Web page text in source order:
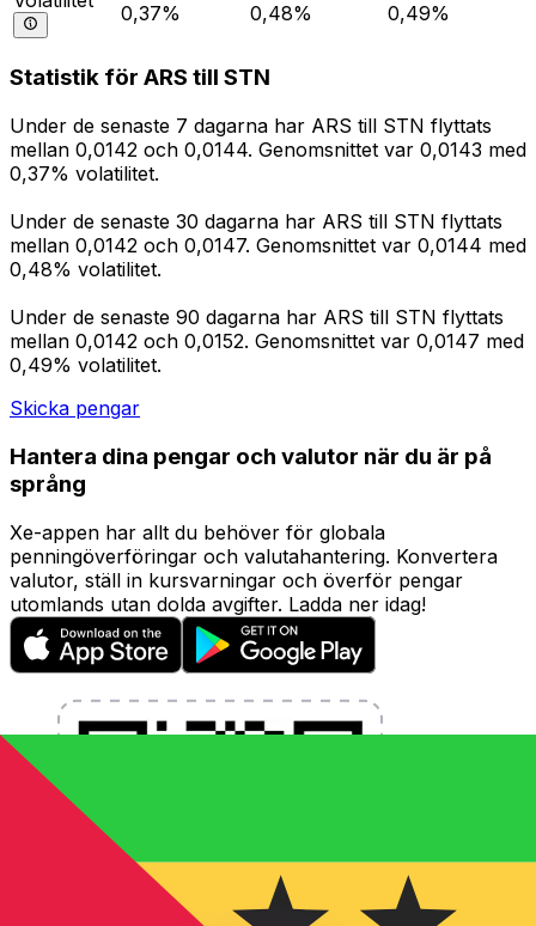
0,37% 0,48% 0,49%
Statistik för ARS till STN
Under de senaste 7 dagarna har ARS till STN flyttats
mellan 0,0142 och 0,0144. Genomsnittet var 0,0143 med
0,37% volatilitet.
Under de senaste 30 dagarna har ARS till STN flyttats
mellan 0,0142 och 0,0147. Genomsnittet var 0,0144 med
0,48% volatilitet.
Under de senaste 90 dagarna har ARS till STN flyttats
mellan 0,0142 och 0,0152. Genomsnittet var 0,0147 med
0,49% volatilitet.
Skicka pengar
Hantera dina pengar och valutor när du är på
språng
Xe-appen har allt du behöver för globala
penningöverföringar och valutahantering. Konvertera
valutor, ställ in kursvarningar och överför pengar
utomlands utan dolda avgifter. Ladda ner idag!